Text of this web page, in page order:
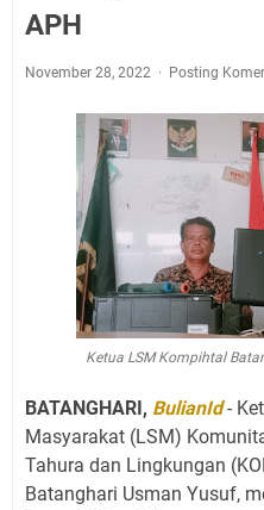
APH
November 28, 2022 Posting
Ketua LSM Kompihtal
BATANGHARI, BulianId-
Masyarakat (LSM)
Tahura dan Lingkungan
Batanghari Usman Yusuf,